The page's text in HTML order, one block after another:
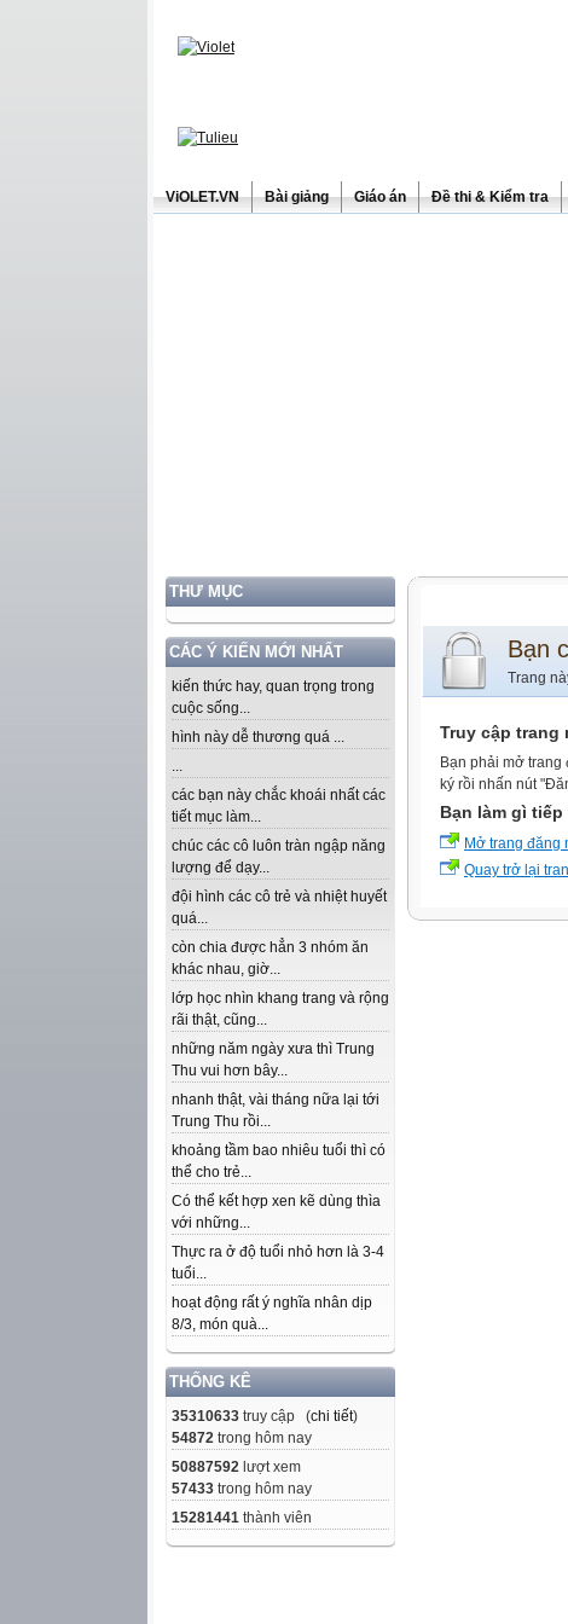
ViOLET.VN Bài giảng Giáo án Đề thi & Kiểm tra
THƯ MỤC
CÁC Ý KIẾN MỚI NHẤT
kiến thức hay, quan trọng trong
cuộc sống...
hình này dễ thương quá ...
...
các bạn này chắc khoái nhất các
tiết mục làm...
chúc các cô luôn tràn ngập năng
lượng để dạy...
đội hình các cô trẻ và nhiệt huyết
quá...
còn chia được hẳn 3 nhóm ăn
khác nhau, giờ...
lớp học nhìn khang trang và rộng
rãi thật, cũng...
những năm ngày xưa thì Trung
Thu vui hơn bây...
nhanh thật, vài tháng nữa lại tới
Trung Thu rồi...
khoảng tầm bao nhiêu tuổi thì có
thể cho trẻ...
Có thể kết hợp xen kẽ dùng thìa
với những...
Thực ra ở độ tuổi nhỏ hơn là 3-4
tuổi...
hoạt động rất ý nghĩa nhân dịp
8/3, món quà...
THỐNG KÊ
35310633 truy cập (chi tiết)
54872 trong hôm nay
50887592 lượt xem
57433 trong hôm nay
15281441 thành viên
Bạn
Trang
Truy cập trang
Bạn phải mở trang
ký rồi nhấn nút
Bạn làm gì
Mở trang đăng
Quay trở lại